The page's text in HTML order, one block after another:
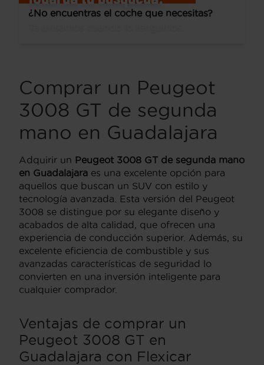
¿No encuentras el coche que necesitas?
Comprar un Peugeot
3008 GT de segunda
mano en Guadalajara
Adquirir un Peugeot 3008 GT de segunda mano
en Guadalajara es una excelente opción para
aquellos que buscan un SUV con estilo y
tecnología avanzada. Esta versión del Peugeot
3008 se distingue por su elegante diseño y
acabados de alta calidad, que ofrecen una
experiencia de conducción superior. Además, su
excelente eficiencia de combustible y sus
avanzadas características de seguridad lo
convierten en una inversión inteligente para
cualquier comprador.
Ventajas de comprar un
Peugeot 3008 GT en
Guadalajara con Flexicar